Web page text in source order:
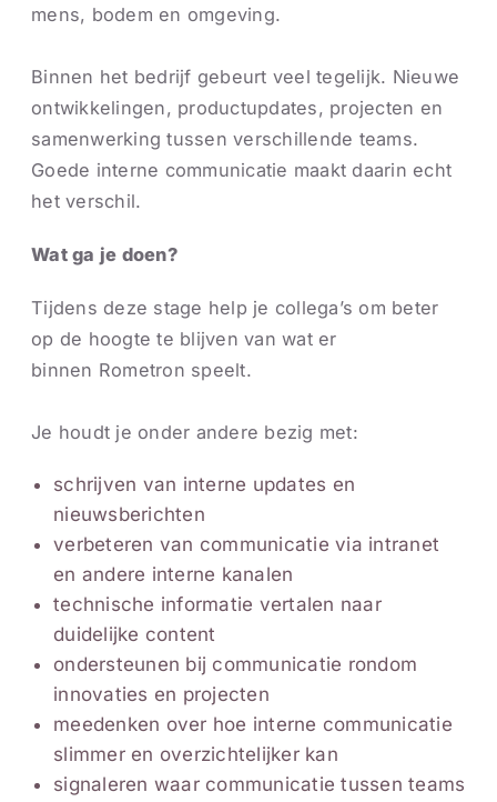
mens, bodem en omgeving.
Binnen het bedrijf gebeurt veel tegelijk. Nieuwe
ontwikkelingen, productupdates, projecten en
samenwerking tussen verschillende teams.
Goede interne communicatie maakt daarin echt
het verschil.
Wat ga je doen?
Tijdens deze stage help je collega’s om beter
op de hoogte te blijven van wat er
binnen Rometron speelt.
Je houdt je onder andere bezig met:
schrijven van interne updates en
nieuwsberichten
verbeteren van communicatie via intranet
en andere interne kanalen
technische informatie vertalen naar
duidelijke content
ondersteunen bij communicatie rondom
innovaties en projecten
meedenken over hoe interne communicatie
slimmer en overzichtelijker kan
signaleren waar communicatie tussen teams